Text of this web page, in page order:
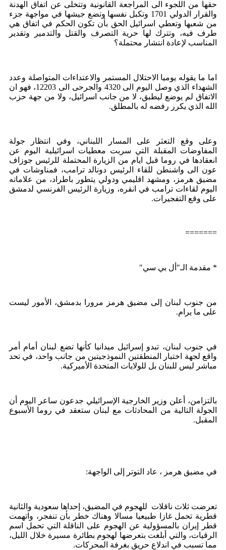
حقها من اللجوء الى المراجعة القانونية وتتخلى عن اتفاق الهدنة
والقرار الدولي 1701 وتكبل نفسها وتضع جيشها في مواجهة جزء
من شعبها وتعطي اسرائيل الحق بأن تكون الحكم في اتفاق هي
طرف فيه، وتترك لها حرية التصرف والقتل والتدمير وتقدير
المناسب لإعادة انتشار محتملة؟
اما ما يقوله يوميا الاحتلال المستمر والاعتداءات المتواصلة وعدد
الشهداء الذي وصل اليوم الى 4320 والجرحى الى 12203، فهو ان
الاتفاق لم يوضع ليطبق، لا من جانب اسرائيل، ولا من جهة حزب
الله الذي يكرر رفضه له بالمطلق.
وعلى وقع التعثر على المسار اللبناني، وفي انتظار جولة
المفاوضات المقبلة التي سربت معطيات اسرائيلية اليوم عن
انعقادها في روما قبل ايام من الزيارة المحتملة للرئيس جوزاف
عون الى واشنطن للقاء الرئيس دونالد ترامب، فمناوشات في
مضيق هرمز، ومشهد اقليمي ودولي يتطور باطراد، من علاماته
اليوم لقاءات ترامب في انقره، وزيارة الرئيس الفرنسي لدمشق
على وقع التفجيرات.
=======
* مقدمة الـ"أل بي سي"
من جنوب لبنان إلى مضيق هرمز مرورا بدمشق، الأمور ليست
على ما يرام.
في جنوب لبنان، تبدو إسرائيل ميدانيا كأنها تضع لبنان أمام أمر
واقع لجهة اختبار المنطقتين النموذجيتين من جانب واحد، في تحد
مباشر ليس للبنان بل للولايات المتحدة الأميركية.
بالتزامن، أعلن وزير الخارجية الإسرائيلي جدعون ساعر اليوم أن
الجولة التالية من المحادثات مع لبنان ستعقد في روما الأسبوع
المقبل.
في مضيق هرمز ، عاد التوتر إلى الواجهة:
تعرضت ثلاث ناقلات للهجوم في المضيق، إحداها سعودية والثانية
قطرية تحمل غازا طبيعيا مسالا وهناك خطر بأن تنفجر، واتهمت
قطر إيران بالمسؤولية عن الهجوم على الناقلة التي تحمل اسم
الرقيات، والتي أبلغت بتعرضها لهجوم بطائرة مسيرة خلال الليل،
مما تسبب في اندلاع حريق بغرفة المحركات.